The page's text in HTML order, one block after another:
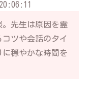
先生は原因を霊
ツや会話のタイ
穏やかな時間を